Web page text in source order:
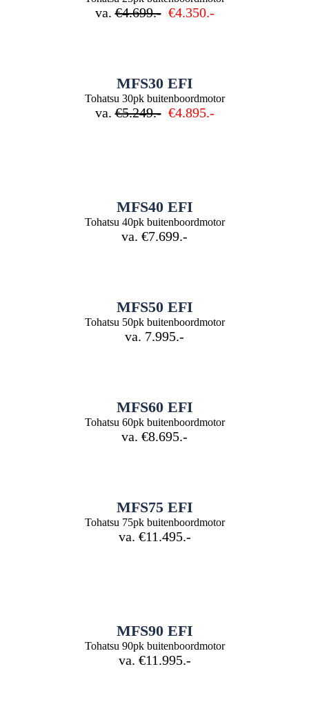
va.€4.699.- €4.350.-
MFS30 EFI
Tohatsu 30pk buitenboordmotor
va.€5.249.- €4.895.-
MFS40 EFI
Tohatsu 40pk buitenboordmotor
va. €7.699.-
MFS50 EFI
Tohatsu 50pk buitenboordmotor
va. 7.995.-
MFS60 EFI
Tohatsu 60pk buitenboordmotor
va. €8.695.-
MFS75 EFI
Tohatsu 75pk buitenboordmotor
va. €11.495.-
MFS90 EFI
Tohatsu 90pk buitenboordmotor
va. €11.995.-